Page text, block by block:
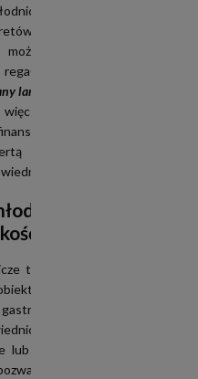
coraz większej ilości
cena. Tu rozbieżność jest
nabyć ładną witrynę
o większej pojemności, w
lampkami LED
zależy od indywidualnych
Zapraszamy do
i ustalenia, jakie witryny
pozwoli
żywności
to jedne z najważniejszych
w jakim prowadzona jest
Zapewnienie
warunków termicznych,
zatrzymane zostają liczne
witryna chłodnicza,